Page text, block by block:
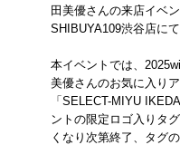
田美優さんの来店イベ
SHIBUYA109渋谷店にて
本イベントでは、
美優さんのお気に入り
「SELECT-MIYU
ントの限定ロゴ入りタ
くなり次第終了、タグ